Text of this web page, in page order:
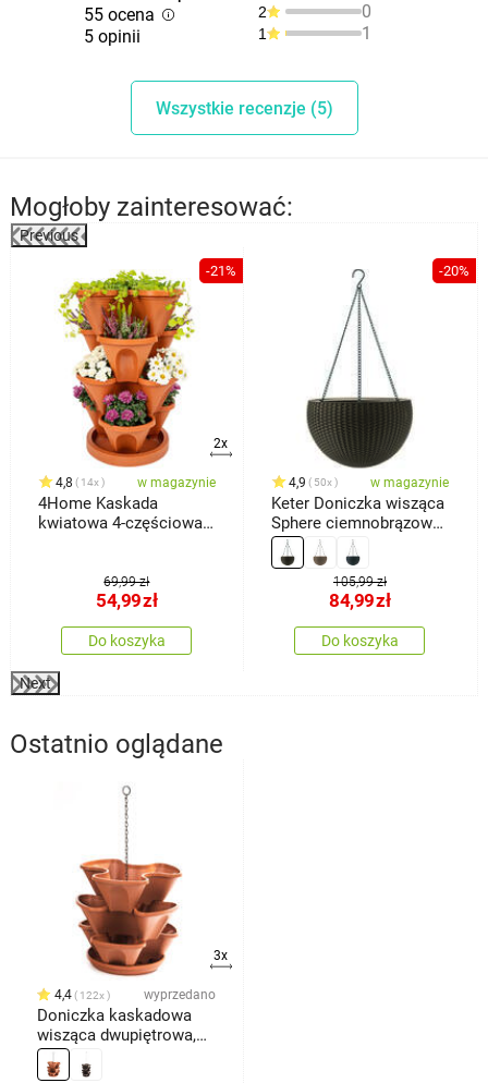
55 ocena
5 opinii
2 0
1 1
Wszystkie recenzje (5)
Mogłoby zainteresować:
Previous
-21%
2x
4,8 14x w magazynie
4Home Kaskada
kwiatowa 4-częściowa,
69,99 zł
54,99zł
Do koszyka
-20%
4,9 50x w magazynie
Keter Doniczka wisząca
Sphere ciemnobrązowy,
śr. 35 cm
105,99 zł
84,99zł
Do koszyka
Next
Ostatnio oglądane
3x
4,4 122x wyprzedano
Doniczka kaskadowa
wisząca dwupiętrowa,
terakota